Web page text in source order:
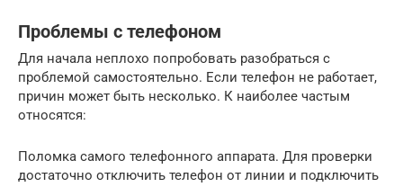
Проблемы с телефоном
Для начала неплохо попробовать разобраться с
проблемой самостоятельно. Если телефон не работает,
причин может быть несколько. К наиболее частым
относятся:
Поломка самого телефонного аппарата. Для проверки
достаточно отключить телефон от линии и подключить